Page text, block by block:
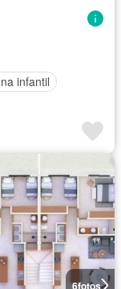
infantil
6fotos